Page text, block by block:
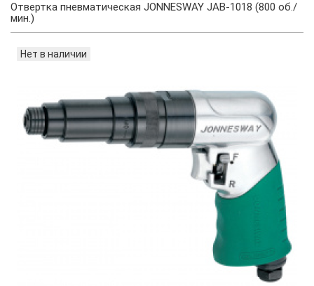
Отвертка пневматическая JONNESWAY JAB-1018 (800 об./
мин.)
Нет в наличии